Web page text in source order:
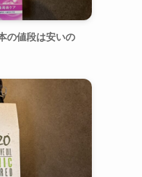
の値段は安いの